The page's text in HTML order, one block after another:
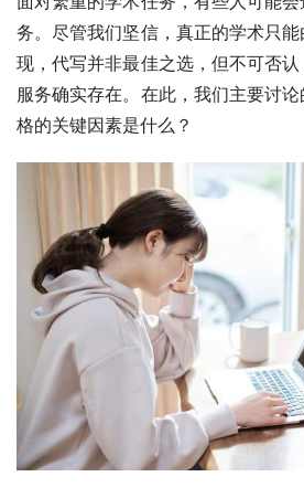
务。尽管我们坚信，真正的学术只
现，代写并非最佳之选，但不可否
服务确实存在。在此，我们主要讨
格的关键因素是什么？